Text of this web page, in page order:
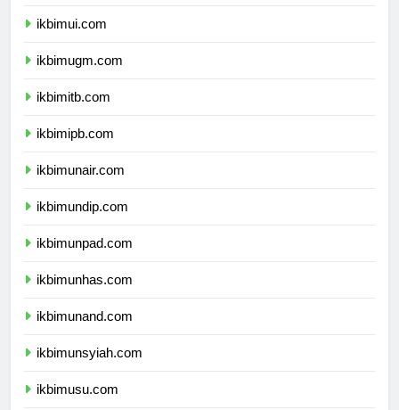
ikbimui.com
ikbimugm.com
ikbimitb.com
ikbimipb.com
ikbimunair.com
ikbimundip.com
ikbimunpad.com
ikbimunhas.com
ikbimunand.com
ikbimunsyiah.com
ikbimusu.com